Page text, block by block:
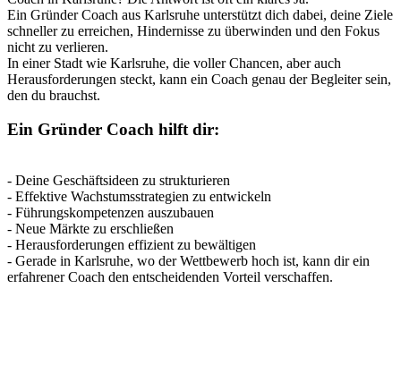
Ein Gründer Coach aus Karlsruhe unterstützt dich dabei, deine Ziele
schneller zu erreichen, Hindernisse zu überwinden und den Fokus
nicht zu verlieren.
In einer Stadt wie Karlsruhe, die voller Chancen, aber auch
Herausforderungen steckt, kann ein Coach genau der Begleiter sein,
den du brauchst.
Ein Gründer Coach hilft dir:
- Deine Geschäftsideen zu strukturieren
- Effektive Wachstumsstrategien zu entwickeln
- Führungskompetenzen auszubauen
- Neue Märkte zu erschließen
- Herausforderungen effizient zu bewältigen
- Gerade in Karlsruhe, wo der Wettbewerb hoch ist, kann dir ein
erfahrener Coach den entscheidenden Vorteil verschaffen.